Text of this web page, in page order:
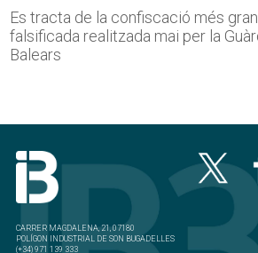
Es tracta de la confiscació més
falsificada realitzada mai per la
Balears
CARRER MAGDALENA, 21, 07180
POLÍGON INDUSTRIAL DE SON BUGADELLES
(+34) 971 139 333